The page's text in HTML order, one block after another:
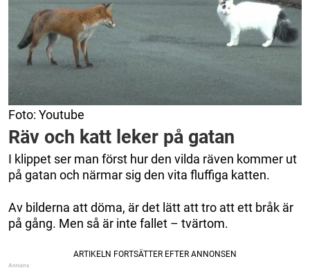
Foto: Youtube
Räv och katt leker på gatan
I klippet ser man först hur den vilda räven kommer ut
på gatan och närmar sig den vita fluffiga katten.
Av bilderna att döma, är det lätt att tro att ett bråk är
på gång. Men så är inte fallet – tvärtom.